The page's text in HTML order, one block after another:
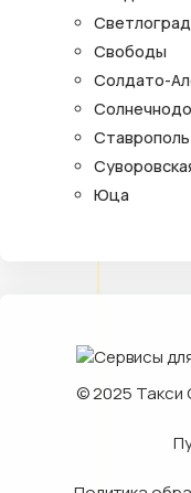
Светлоград
Свободы
Солдато-
Ставрополь
Юца
© 2025 Такси